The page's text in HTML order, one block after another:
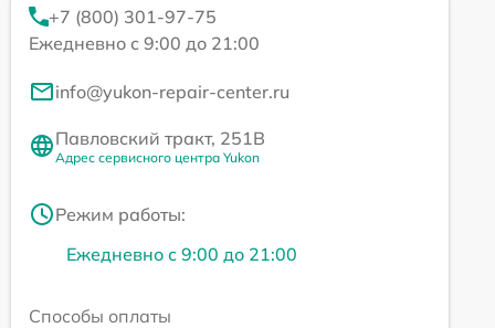
+7 (800) 301-97-75
Ежедневно с 9:00 до 21:00
info@yukon-repair-center.ru
Павловский тракт, 251В
Адрес сервисного центра Yukon
Режим работы:
Ежедневно с 9:00 до 21:00
Способы оплаты